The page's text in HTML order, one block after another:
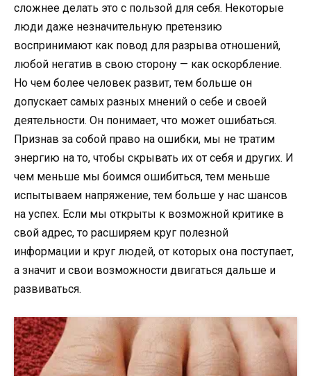
сложнее делать это с пользой для себя. Некоторые
люди даже незначительную претензию
воспринимают как повод для разрыва отношений,
любой негатив в свою сторону — как оскорбление.
Но чем более человек развит, тем больше он
допускает самых разных мнений о себе и своей
деятельности. Он понимает, что может ошибаться.
Признав за собой право на ошибки, мы не тратим
энергию на то, чтобы скрывать их от себя и других. И
чем меньше мы боимся ошибиться, тем меньше
испытываем напряжение, тем больше у нас шансов
на успех. Если мы открыты к возможной критике в
свой адрес, то расширяем круг полезной
информации и круг людей, от которых она поступает,
а значит и свои возможности двигаться дальше и
развиваться.